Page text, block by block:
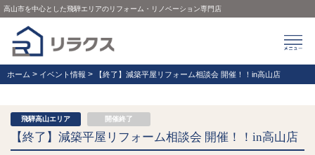
高山市を中心とした飛騨エリアのリフォーム・リノベーション専門店
ホーム > イベント情報 > 【終了】減築平屋リフォーム相談会 開催！！in高山店
飛騨高山エリア 開催終了
【終了】減築平屋リフォーム相談会 開催！！in高山店